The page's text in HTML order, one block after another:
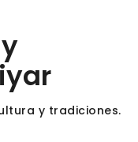
y tradiciones.